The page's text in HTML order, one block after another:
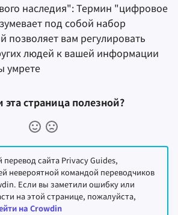
наследия": Термин "цифровое
под собой набор
позволяет вам регулировать
людей к вашей информации
умрете
эта страница полезной?
перевод сайта Privacy Guides,
невероятной командой переводчиков
Если вы заметили ошибку или
на этой странице, пожалуйста,
на Crowdin